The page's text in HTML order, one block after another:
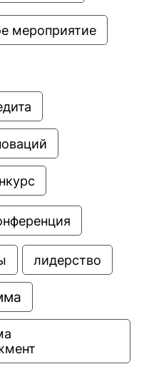
мероприятие
лидерство